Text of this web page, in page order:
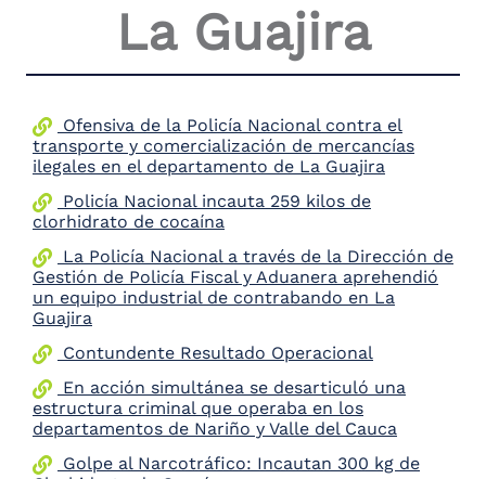
shortcut
activates
reader
navigate
interact
content.
La Guajira
Ofensiva de la Policía Nacional contra el
transporte y comercialización de mercancías
ilegales en el departamento de La Guajira
Policía Nacional incauta 259 kilos de
clorhidrato de cocaína
La Policía Nacional a través de la Dirección de
Gestión de Policía Fiscal y Aduanera aprehendió
un equipo industrial de contrabando en La
Guajira
Contundente Resultado Operacional
En acción simultánea se desarticuló una
estructura criminal que operaba en los
departamentos de Nariño y Valle del Cauca
Golpe al Narcotráfico: Incautan 300 kg de